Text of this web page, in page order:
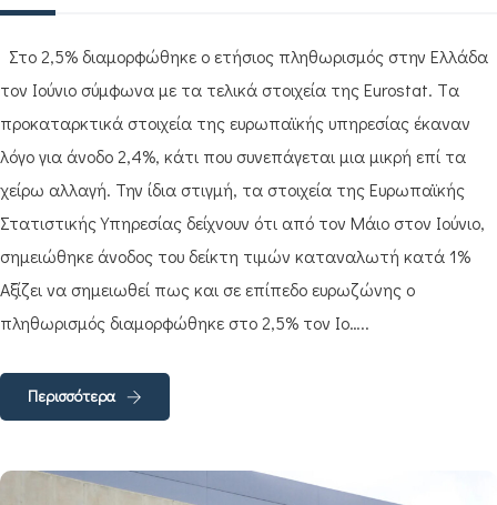
Στο 2,5% διαμορφώθηκε ο ετήσιος πληθωρισμός στην Ελλάδα
τον Ιούνιο σύμφωνα με τα τελικά στοιχεία της Eurostat. Tα
προκαταρκτικά στοιχεία της ευρωπαϊκής υπηρεσίας έκαναν
λόγο για άνοδο 2,4%, κάτι που συνεπάγεται μια μικρή επί τα
χείρω αλλαγή. Την ίδια στιγμή, τα στοιχεία της Ευρωπαϊκής
Στατιστικής Υπηρεσίας δείχνουν ότι από τον Μάιο στον Ιούνιο,
σημειώθηκε άνοδος του δείκτη τιμών καταναλωτή κατά 1%
Αξίζει να σημειωθεί πως και σε επίπεδο ευρωζώνης ο
πληθωρισμός διαμορφώθηκε στο 2,5% τον Ιο…..
Περισσότερα